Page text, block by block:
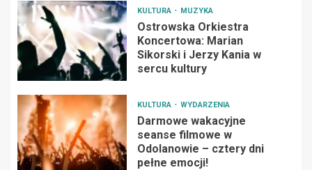
KULTURA MUZYKA
Ostrowska Orkiestra
Koncertowa: Marian
Sikorski i Jerzy Kania w
sercu kultury
KULTURA WYDARZENIA
Darmowe wakacyjne
seanse filmowe w
Odolanowie – cztery dni
pełne emocji!